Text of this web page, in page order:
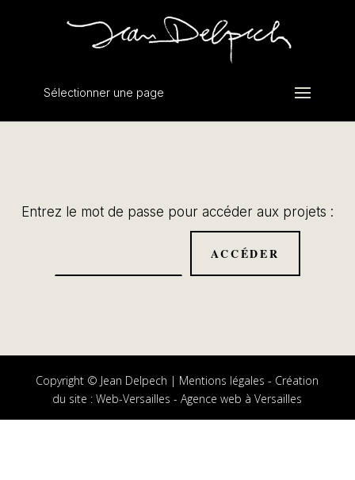
Sélectionner une page
Entrez le mot de passe pour accéder aux projets :
Copyright © Jean Delpech | Mentions légales - Création
du site :Web-Versailles - Agence web à Versailles